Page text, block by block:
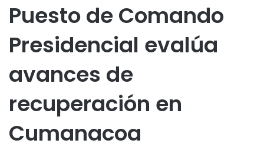
Puesto de Comando
Presidencial evalúa
avances de
recuperación en
Cumanacoa